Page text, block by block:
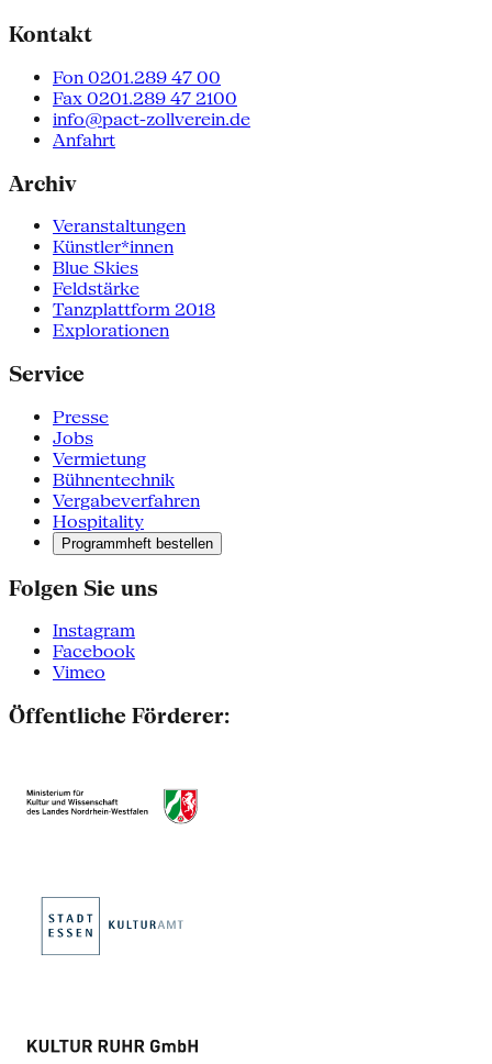
Kontakt
Fon 0201.289 47 00
Fax 0201.289 47 2100
info@pact-zollverein.de
Anfahrt
Archiv
Veranstaltungen
Künstler*innen
Blue Skies
Feldstärke
Tanzplattform 2018
Explorationen
Service
Presse
Jobs
Vermietung
Bühnentechnik
Vergabeverfahren
Hospitality
Programmheft bestellen
Folgen Sie uns
Instagram
Facebook
Vimeo
Öffentliche Förderer: